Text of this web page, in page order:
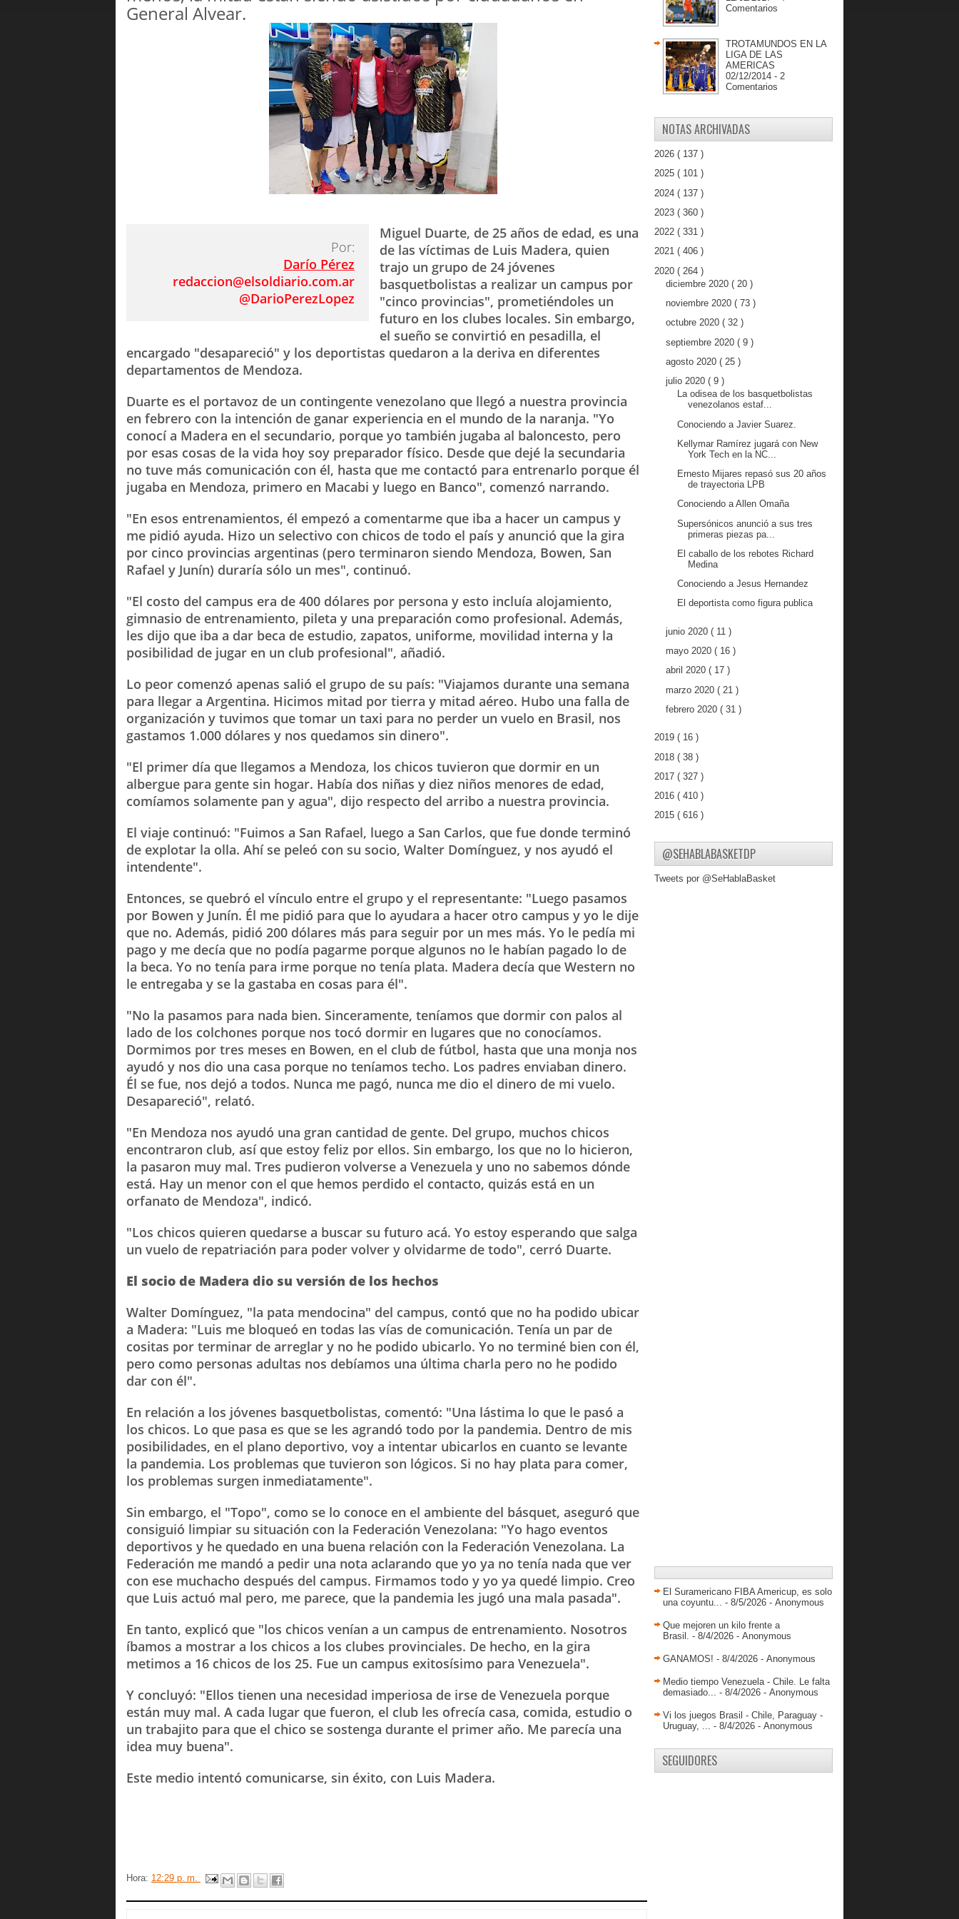
General Alvear.
Por:
Darío Pérez
redaccion@elsoldiario.com.ar
@DarioPerezLopez
Miguel Duarte, de 25 años de edad, es una
de las víctimas de Luis Madera, quien
trajo un grupo de 24 jóvenes
basquetbolistas a realizar un campus por
"cinco provincias", prometiéndoles un
futuro en los clubes locales. Sin embargo,
el sueño se convirtió en pesadilla, el
encargado "desapareció" y los deportistas quedaron a la deriva en diferentes
departamentos de Mendoza.
Duarte es el portavoz de un contingente venezolano que llegó a nuestra provincia
en febrero con la intención de ganar experiencia en el mundo de la naranja. "Yo
conocí a Madera en el secundario, porque yo también jugaba al baloncesto, pero
por esas cosas de la vida hoy soy preparador físico. Desde que dejé la secundaria
no tuve más comunicación con él, hasta que me contactó para entrenarlo porque él
jugaba en Mendoza, primero en Macabi y luego en Banco", comenzó narrando.
"En esos entrenamientos, él empezó a comentarme que iba a hacer un campus y
me pidió ayuda. Hizo un selectivo con chicos de todo el país y anunció que la gira
por cinco provincias argentinas (pero terminaron siendo Mendoza, Bowen, San
Rafael y Junín) duraría sólo un mes", continuó.
"El costo del campus era de 400 dólares por persona y esto incluía alojamiento,
gimnasio de entrenamiento, pileta y una preparación como profesional. Además,
les dijo que iba a dar beca de estudio, zapatos, uniforme, movilidad interna y la
posibilidad de jugar en un club profesional", añadió.
Lo peor comenzó apenas salió el grupo de su país: "Viajamos durante una semana
para llegar a Argentina. Hicimos mitad por tierra y mitad aéreo. Hubo una falla de
organización y tuvimos que tomar un taxi para no perder un vuelo en Brasil, nos
gastamos 1.000 dólares y nos quedamos sin dinero".
"El primer día que llegamos a Mendoza, los chicos tuvieron que dormir en un
albergue para gente sin hogar. Había dos niñas y diez niños menores de edad,
comíamos solamente pan y agua", dijo respecto del arribo a nuestra provincia.
El viaje continuó: "Fuimos a San Rafael, luego a San Carlos, que fue donde terminó
de explotar la olla. Ahí se peleó con su socio, Walter Domínguez, y nos ayudó el
intendente".
Entonces, se quebró el vínculo entre el grupo y el representante: "Luego pasamos
por Bowen y Junín. Él me pidió para que lo ayudara a hacer otro campus y yo le dije
que no. Además, pidió 200 dólares más para seguir por un mes más. Yo le pedía mi
pago y me decía que no podía pagarme porque algunos no le habían pagado lo de
la beca. Yo no tenía para irme porque no tenía plata. Madera decía que Western no
le entregaba y se la gastaba en cosas para él".
"No la pasamos para nada bien. Sinceramente, teníamos que dormir con palos al
lado de los colchones porque nos tocó dormir en lugares que no conocíamos.
Dormimos por tres meses en Bowen, en el club de fútbol, hasta que una monja nos
ayudó y nos dio una casa porque no teníamos techo. Los padres enviaban dinero.
Él se fue, nos dejó a todos. Nunca me pagó, nunca me dio el dinero de mi vuelo.
Desapareció", relató.
"En Mendoza nos ayudó una gran cantidad de gente. Del grupo, muchos chicos
encontraron club, así que estoy feliz por ellos. Sin embargo, los que no lo hicieron,
la pasaron muy mal. Tres pudieron volverse a Venezuela y uno no sabemos dónde
está. Hay un menor con el que hemos perdido el contacto, quizás está en un
orfanato de Mendoza", indicó.
"Los chicos quieren quedarse a buscar su futuro acá. Yo estoy esperando que salga
un vuelo de repatriación para poder volver y olvidarme de todo", cerró Duarte.
El socio de Madera dio su versión de los hechos
Walter Domínguez, "la pata mendocina" del campus, contó que no ha podido ubicar
a Madera: "Luis me bloqueó en todas las vías de comunicación. Tenía un par de
cositas por terminar de arreglar y no he podido ubicarlo. Yo no terminé bien con él,
pero como personas adultas nos debíamos una última charla pero no he podido
dar con él".
En relación a los jóvenes basquetbolistas, comentó: "Una lástima lo que le pasó a
los chicos. Lo que pasa es que se les agrandó todo por la pandemia. Dentro de mis
posibilidades, en el plano deportivo, voy a intentar ubicarlos en cuanto se levante
la pandemia. Los problemas que tuvieron son lógicos. Si no hay plata para comer,
los problemas surgen inmediatamente".
Sin embargo, el "Topo", como se lo conoce en el ambiente del básquet, aseguró que
consiguió limpiar su situación con la Federación Venezolana: "Yo hago eventos
deportivos y he quedado en una buena relación con la Federación Venezolana. La
Federación me mandó a pedir una nota aclarando que yo ya no tenía nada que ver
con ese muchacho después del campus. Firmamos todo y yo ya quedé limpio. Creo
que Luis actuó mal pero, me parece, que la pandemia les jugó una mala pasada".
En tanto, explicó que "los chicos venían a un campus de entrenamiento. Nosotros
íbamos a mostrar a los chicos a los clubes provinciales. De hecho, en la gira
metimos a 16 chicos de los 25. Fue un campus exitosísimo para Venezuela".
Y concluyó: "Ellos tienen una necesidad imperiosa de irse de Venezuela porque
están muy mal. A cada lugar que fueron, el club les ofrecía casa, comida, estudio o
un trabajito para que el chico se sostenga durante el primer año. Me parecía una
idea muy buena".
Este medio intentó comunicarse, sin éxito, con Luis Madera.
Hora: 12:29 p. m.
Comentarios
TROTAMUNDOS EN LA
LIGA DE LAS
AMERICAS
02/12/2014 - 2
Comentarios
NOTAS ARCHIVADAS
2026 ( 137 )
2025 ( 101 )
2024 ( 137 )
2023 ( 360 )
2022 ( 331 )
2021 ( 406 )
2020 ( 264 )
diciembre 2020 ( 20 )
noviembre 2020 ( 73 )
octubre 2020 ( 32 )
septiembre 2020 ( 9 )
agosto 2020 ( 25 )
julio 2020 ( 9 )
La odisea de los basquetbolistas
venezolanos estaf...
Conociendo a Javier Suarez.
Kellymar Ramírez jugará con New
York Tech en la NC...
Ernesto Mijares repasó sus 20 años
de trayectoria LPB
Conociendo a Allen Omaña
Supersónicos anunció a sus tres
primeras piezas pa...
El caballo de los rebotes Richard
Medina
Conociendo a Jesus Hernandez
El deportista como figura publica
junio 2020 ( 11 )
mayo 2020 ( 16 )
abril 2020 ( 17 )
marzo 2020 ( 21 )
febrero 2020 ( 31 )
2019 ( 16 )
2018 ( 38 )
2017 ( 327 )
2016 ( 410 )
2015 ( 616 )
2013( 738 )
2012( 845 )
@SEHABLABASKETDP
Tweets por @SeHablaBasket
El Suramericano FIBA Americup, es solo
una coyuntu... - 8/5/2026 - Anonymous
Que mejoren un kilo frente a
Brasil. - 8/4/2026 - Anonymous
GANAMOS! - 8/4/2026 - Anonymous
Medio tiempo Venezuela - Chile. Le falta
demasiado... - 8/4/2026 - Anonymous
Vi los juegos Brasil - Chile, Paraguay -
Uruguay, ... - 8/4/2026 - Anonymous
SEGUIDORES